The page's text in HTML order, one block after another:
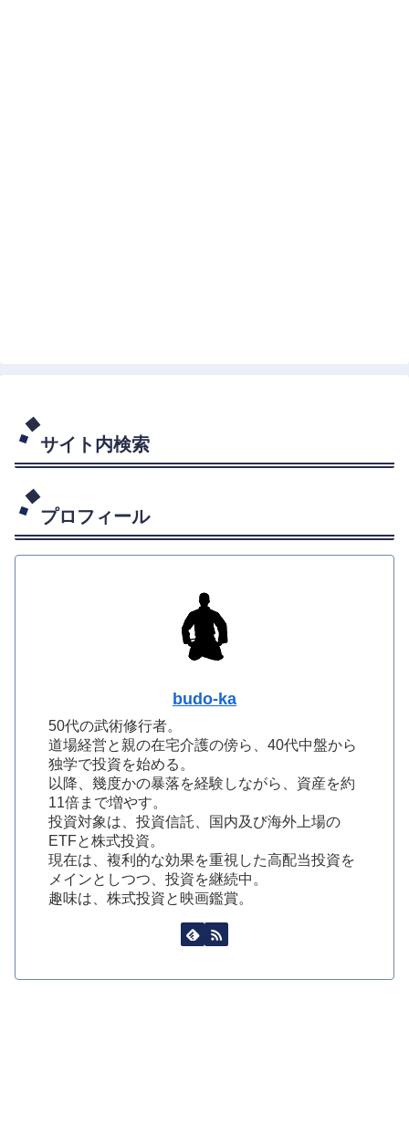
サイト内検索
プロフィール
budo-ka
50代の武術修行者。
道場経営と親の在宅介護の傍ら、40代中盤から
独学で投資を始める。
以降、幾度かの暴落を経験しながら、資産を約
11倍まで増やす。
投資対象は、投資信託、国内及び海外上場の
ETFと株式投資。
現在は、複利的な効果を重視した高配当投資を
メインとしつつ、投資を継続中。
趣味は、株式投資と映画鑑賞。